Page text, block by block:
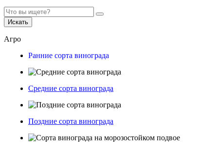
Искать
Агро
Ранние сорта винограда
Средние сорта винограда
Поздние сорта винограда